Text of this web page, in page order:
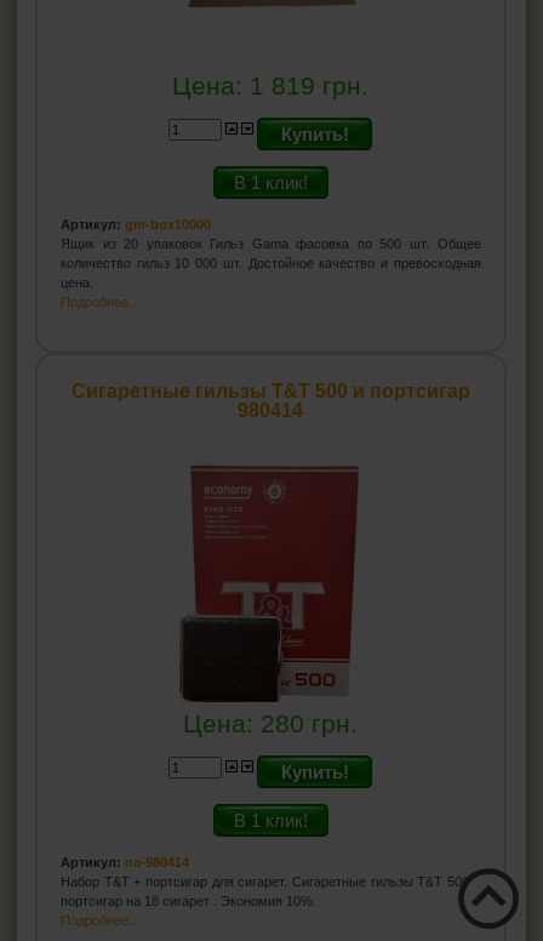
Цена: 1 819 грн.
Купить!
В 1 клик!
Артикул: gm-box10000
Ящик из 20 упаковок Гильз Gama фасовка по 500 шт. Общее
количество гильз 10 000 шт. Достойное качество и превосходная
цена.
Подробнее...
Сигаретные гильзы T&T 500 и портсигар
980414
Цена: 280 грн.
Купить!
В 1 клик!
Артикул: na-980414
Набор T&T + портсигар для сигарет. Сигаретные гильзы T&T 500 и
портсигар на 18 сигарет . Экономия 10%.
Подробнее...